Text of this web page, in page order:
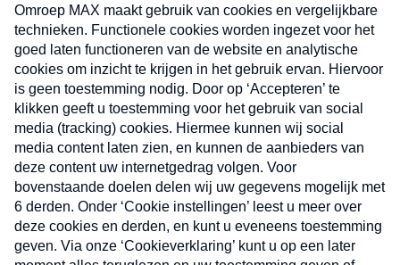
uw mailbox.
Verzend
Nieuwsbrief
Neem hier een gratis abonnement op onze